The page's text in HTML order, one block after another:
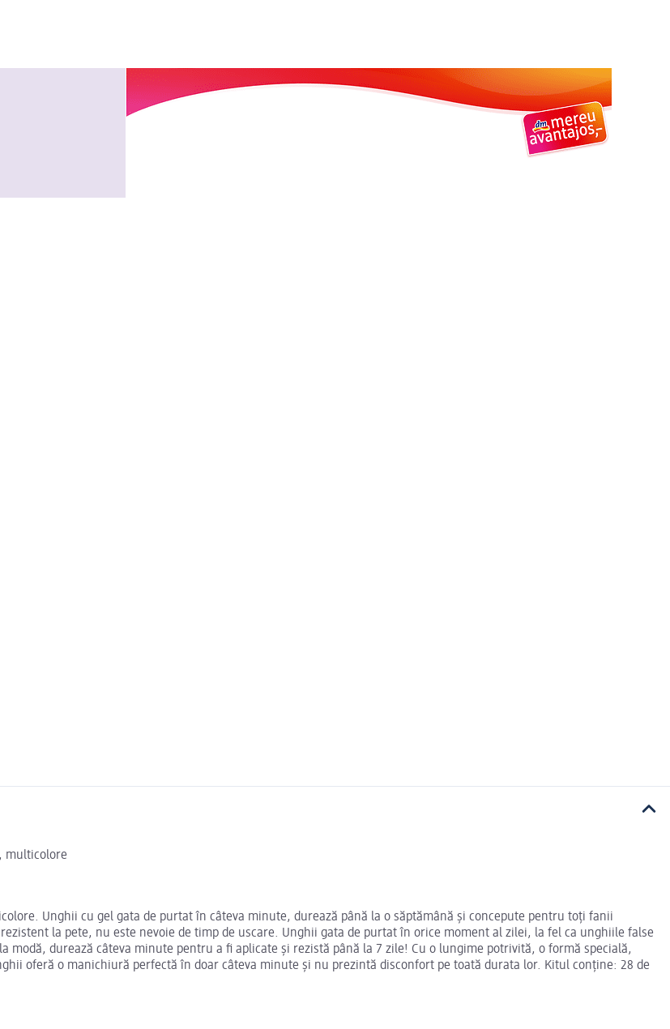
multicolore
Unghii cu gel gata de purtat în câteva minute, durează până la o săptămână și concepute pentru toți fanii
la pete, nu este nevoie de timp de uscare. Unghii gata de purtat în orice moment al zilei, la fel ca unghiile false
durează câteva minute pentru a fi aplicate și rezistă până la 7 zile! Cu o lungime potrivită, o formă specială,
oferă o manichiură perfectă în doar câteva minute și nu prezintă disconfort pe toată durata lor. Kitul conține: 28 de